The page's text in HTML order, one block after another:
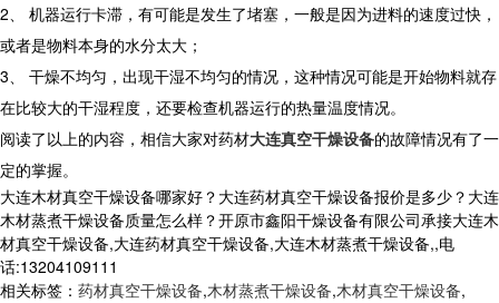
2、 机器运行卡滞，有可能是发生了堵塞，一般是因为进料的速度过快，
或者是物料本身的水分太大；
3、 干燥不均匀，出现干湿不均匀的情况，这种情况可能是开始物料就存
在比较大的干湿程度，还要检查机器运行的热量温度情况。
阅读了以上的内容，相信大家对药材大连真空干燥设备的故障情况有了一
定的掌握。
大连木材真空干燥设备哪家好？大连药材真空干燥设备报价是多少？大连
木材蒸煮干燥设备质量怎么样？开原市鑫阳干燥设备有限公司承接大连木
材真空干燥设备,大连药材真空干燥设备,大连木材蒸煮干燥设备,,电
话:13204109111
相关标签： 药材真空干燥设备,木材蒸煮干燥设备,木材真空干燥设备,